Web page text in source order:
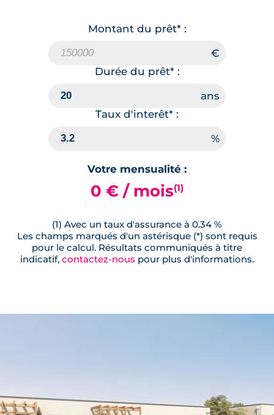
Montant du prêt* :
Durée du prêt* :
Taux d'interêt* :
Votre mensualité :
0 € / mois(1)
(1) Avec un taux d'assurance à 0.34 %
Les champs marqués d'un astérisque (*) sont requis
pour le calcul. Résultats communiqués à titre
indicatif, contactez-nous pour plus d'informations.